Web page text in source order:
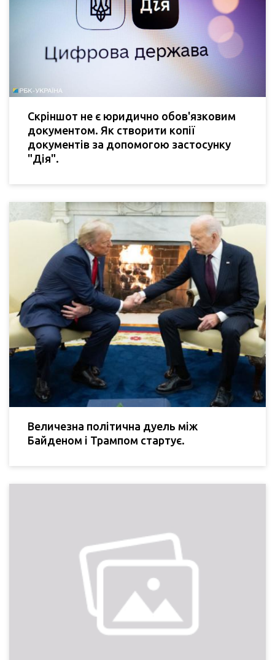
Скріншот не є юридично обов'язковим
документом. Як створити копії
документів за допомогою застосунку
"Дія".
Величезна політична дуель між
Байденом і Трампом стартує.